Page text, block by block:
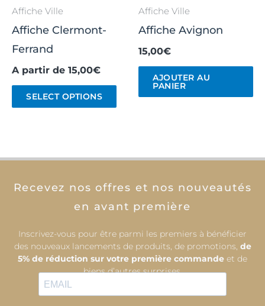
Affiche Ville
Affiche Clermont-
Ferrand
A partir de 15,00€
SELECT OPTIONS
Affiche Ville
Affiche Avignon
15,00€
AJOUTER AU
PANIER
Recevez nos offres et nos nouveautés
en avant première
Inscrivez-vous pour être parmi les premiers à bénéficier
des nouveaux lancements de produits, de promotions, de
5% de réduction sur votre première commande et de
biens d’autres surprises.